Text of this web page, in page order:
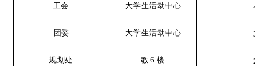
工会 大学生活动中心 4
团委 大学生活动中心 3
规划处 教 6 楼 2